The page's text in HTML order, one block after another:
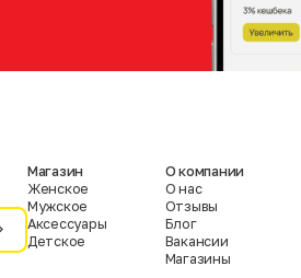
Магазин
Женское
Мужское
Аксессуары
Детское
О компании
О нас
Отзывы
Блог
Вакансии
Магазины